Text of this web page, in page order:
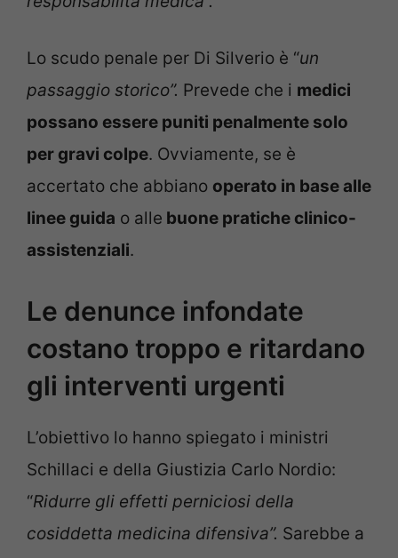
Lo scudo penale per Di Silverio è “un
passaggio storico”. Prevede che i medici
possano essere puniti penalmente solo
per gravi colpe. Ovviamente, se è
accertato che abbiano operato in base alle
linee guida o alle buone pratiche clinico-
assistenziali.
Le denunce infondate
costano troppo e ritardano
gli interventi urgenti
L’obiettivo lo hanno spiegato i ministri
Schillaci e della Giustizia Carlo Nordio:
“Ridurre gli effetti perniciosi della
cosiddetta medicina difensiva”. Sarebbe a